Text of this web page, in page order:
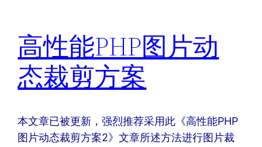
高性能PHP图片动
态裁剪方案
本文章已被更新，强烈推荐采用此《高性能PHP
图片动态裁剪方案2》文章所述方法进行图片裁